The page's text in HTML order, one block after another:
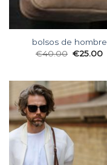
bolsos de hombre
€40.00 €25.00